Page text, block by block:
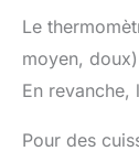
Le
moyen,
En
Pour des